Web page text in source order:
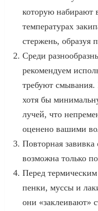
которую набирают
температурах
стержень, образуя
Среди
рекомендуем
требуют
хотя бы
лучей, что
оценено вашими
Повторная
возможна только
Перед
пенки, муссы и
они «заклеивают»